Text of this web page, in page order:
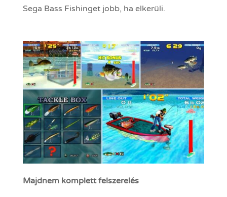
Sega Bass Fishinget jobb, ha elkerüli.
Majdnem komplett felszerelés